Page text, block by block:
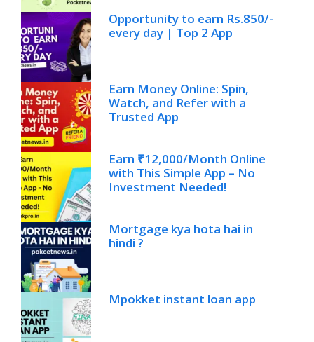
Opportunity to earn Rs.850/-
every day | Top 2 App
Earn Money Online: Spin,
Watch, and Refer with a
Trusted App
Earn ₹12,000/Month Online
with This Simple App – No
Investment Needed!
Mortgage kya hota hai in
hindi ?
Mpokket instant loan app